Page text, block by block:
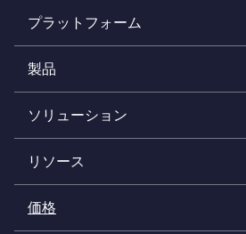
プラットフォーム
製品
ソリューション
リソース
価格